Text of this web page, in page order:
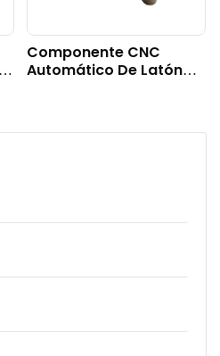
Componente CNC
Automático De Latón